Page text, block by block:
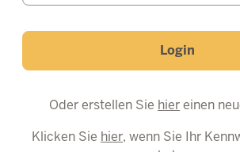
Login
Oder erstellen Sie hiereinen
Klicken Sie hier, wenn Sie Ihr